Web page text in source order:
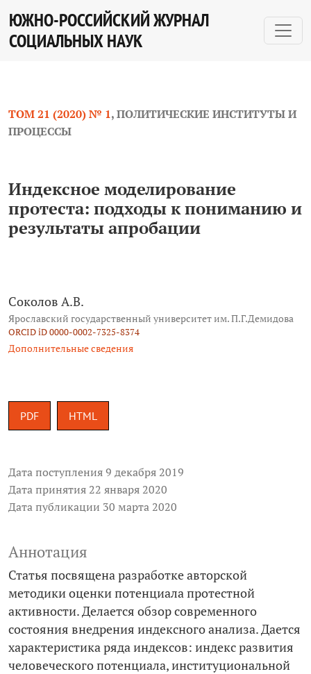
Индексное моделирование протеста: подходы к
ЮЖНО-РОССИЙСКИЙ ЖУРНАЛ
СОЦИАЛЬНЫХ НАУК
ТОМ 21 (2020) № 1,ПОЛИТИЧЕСКИЕ ИНСТИТУТЫ И
ПРОЦЕССЫ
Индексное моделирование
протеста: подходы к пониманию и
результаты апробации
Соколов А.В.
Ярославский государственный университет им. П.Г.Демидова
ORCID iD 0000-0002-7325-8374
Дополнительные сведения
PDF HTML
Дата поступления 9 декабря 2019
Дата принятия 22 января 2020
Дата публикации 30 марта 2020
Аннотация
Статья посвящена разработке авторской
методики оценки потенциала протестной
активности. Делается обзор современного
состояния внедрения индексного анализа. Дается
характеристика ряда индексов: индекс развития
человеческого потенциала, институциональной